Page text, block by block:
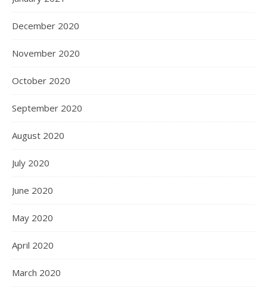
December 2020
November 2020
October 2020
September 2020
August 2020
July 2020
June 2020
May 2020
April 2020
March 2020